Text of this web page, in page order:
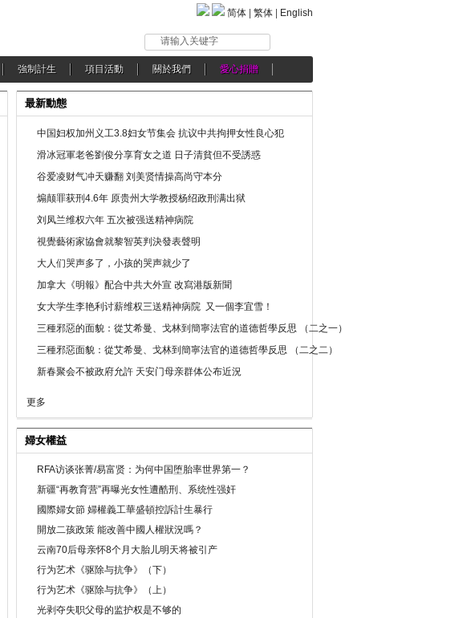
简体 繁体 English
请输入关键字
強制計生 項目活動 關於我們 愛心捐贈
最新動態
中国妇权加州义工3.8妇女节集会 抗议中共拘押女性良心犯
滑冰冠軍老爸劉俊分享育女之道 日子清貧但不受誘惑
谷爱凌财气冲天赚翻 刘美贤情操高尚守本分
煽颠罪获刑4.6年 原贵州大学教授杨绍政刑满出狱
刘凤兰维权六年 五次被强送精神病院
視覺藝術家協會就黎智英判決發表聲明
大人们哭声多了，小孩的哭声就少了
加拿大《明報》配合中共大外宣 改寫港版新聞
女大学生李艳利讨薪维权三送精神病院 又一個李宜雪！
三種邪惡的面貌：從艾希曼、戈林到簡寧法官的道德哲學反思 （二之一）
三種邪惡面貌：從艾希曼、戈林到簡寧法官的道德哲學反思 （二之二）
新春聚会不被政府允許 天安门母亲群体公布近況
更多
婦女權益
RFA访谈张菁/易富贤：为何中国堕胎率世界第一？
新疆“再教育营”再曝光女性遭酷刑、系统性强奸
國際婦女節 婦權義工華盛頓控訴計生暴行
開放二孩政策 能改善中國人權狀況嗎？
云南70后母亲怀8个月大胎儿明天将被引产
行为艺术《驱除与抗争》（下）
行为艺术《驱除与抗争》（上）
光剥夺失职父母的监护权是不够的